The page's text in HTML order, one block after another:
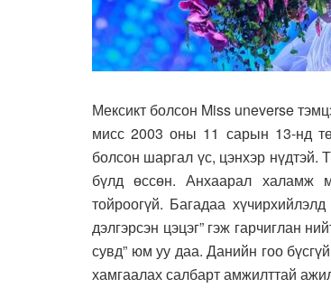
Мексикт болсон Miss uneverse
мисс 2003 оны 11 сарын 13-нд
болсон шаргал үс, цэнхэр нүдтэй.
бүлд өссөн. Анхаарал халамж
тойроогүй. Багадаа
дэлгэрсэн цэцэг” гэж гарчиглан
сувд” юм уу даа. Данийн гоо
хамгаалах салбарт амжилттай